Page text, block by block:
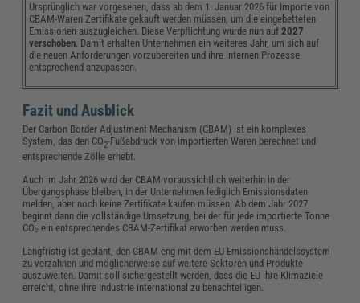
Ursprünglich war vorgesehen, dass ab dem 1. Januar 2026 für Importe von
CBAM-Waren Zertifikate gekauft werden müssen, um die eingebetteten
Emissionen auszugleichen. Diese Verpflichtung wurde nun auf2027
verschoben. Damit erhalten Unternehmen ein weiteres Jahr, um sich auf
die neuen Anforderungen vorzubereiten und ihre internen Prozesse
entsprechend anzupassen.
Fazit und Ausblick
Der Carbon Border Adjustment Mechanism (CBAM) ist ein komplexes
System, das den CO2-Fußabdruck von importierten Waren berechnet und
entsprechende Zölle erhebt.
Auch im Jahr 2026 wird der CBAM voraussichtlich weiterhin in der
Übergangsphase bleiben, in der Unternehmen lediglich Emissionsdaten
melden, aber noch keine Zertifikate kaufen müssen. Ab dem Jahr 2027
beginnt dann die vollständige Umsetzung, bei der für jede importierte Tonne
CO₂ ein entsprechendes CBAM-Zertifikat erworben werden muss.
Langfristig ist geplant, den CBAM eng mit dem EU-Emissionshandelssystem
zu verzahnen und möglicherweise auf weitere Sektoren und Produkte
auszuweiten. Damit soll sichergestellt werden, dass die EU ihre Klimaziele
erreicht, ohne ihre Industrie international zu benachteiligen.